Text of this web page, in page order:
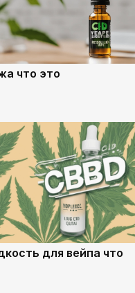
что это
для вейпа что